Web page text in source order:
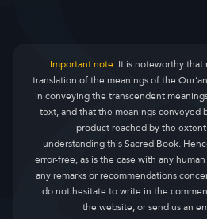
Important note:It is noteworthy
translation of the meanings of the
in conveying the transcendent
text, and that the meanings conveyed
product reached by the
understanding this Sacred Book.
error-free, as is the case with any
any remarks or recommendations
do not hesitate to write in the
the website, or send us an